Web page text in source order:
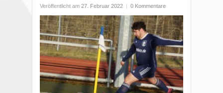
Veröffentlicht am 27. Februar 2022 0 Kommentare